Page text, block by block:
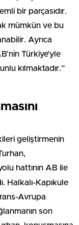
bir parçasıdır.
mümkün ve bu
Ayrıca
Türkiye’yle
kılmaktadır.”
geliştirmenin
hattının AB ile
Halkalı-Kapıkule
Avrupa
son